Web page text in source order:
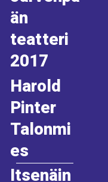
än
teatteri
2017
Harold
Pinter
Talonmi
es
Itsenäin